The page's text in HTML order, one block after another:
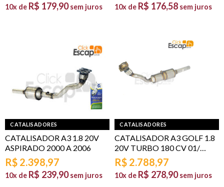
10x de R$ 179,90 sem juros 10x de R$ 176,58 sem juros
CATALISADORES
CATALISADOR A3 1.8 20V
ASPIRADO 2000 A 2006
R$ 2.398,97
10x de R$ 239,90 sem juros
CATALISADORES
CATALISADOR A3 GOLF 1.8
20V TURBO 180 CV 01/…
R$ 2.788,97
10x de R$ 278,90 sem juros